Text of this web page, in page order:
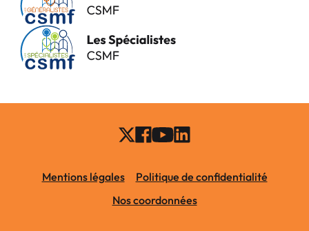
Mentions légales
Politique de confidentialité
Nos coordonnées